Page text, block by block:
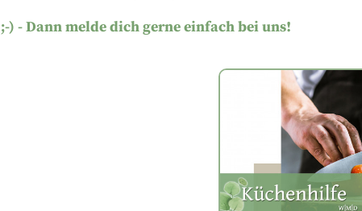
) - Dann melde dich gerne einfach bei uns!